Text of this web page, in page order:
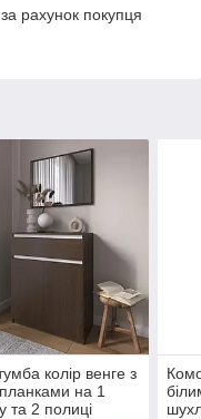
рахунок покупця
колір венге з
на 1
та 2 полиці